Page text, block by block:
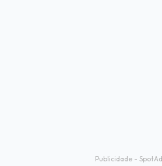
Publicidade -